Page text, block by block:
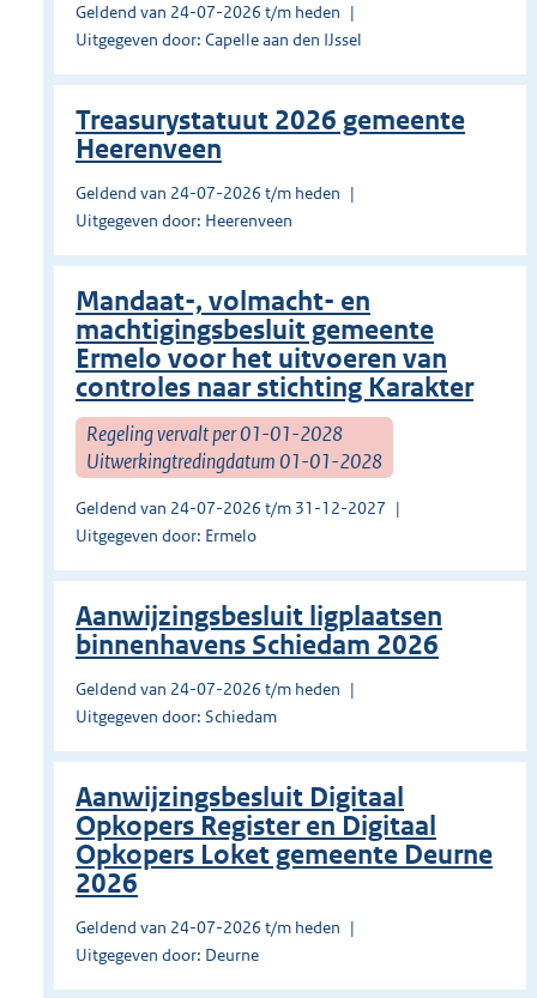
Geldend van 24-07-2026 t/m heden
Uitgegeven door: Capelle aan den IJssel
Treasurystatuut 2026 gemeente
Heerenveen
Geldend van 24-07-2026 t/m heden
Uitgegeven door: Heerenveen
Mandaat-, volmacht- en
machtigingsbesluit gemeente
Ermelo voor het uitvoeren van
controles naar stichting Karakter
Regeling vervalt per 01-01-2028
Uitwerkingtredingdatum 01-01-2028
Geldend van 24-07-2026 t/m 31-12-2027
Uitgegeven door: Ermelo
Aanwijzingsbesluit ligplaatsen
binnenhavens Schiedam 2026
Geldend van 24-07-2026 t/m heden
Uitgegeven door: Schiedam
Aanwijzingsbesluit Digitaal
Opkopers Register en Digitaal
Opkopers Loket gemeente Deurne
2026
Geldend van 24-07-2026 t/m heden
Uitgegeven door: Deurne